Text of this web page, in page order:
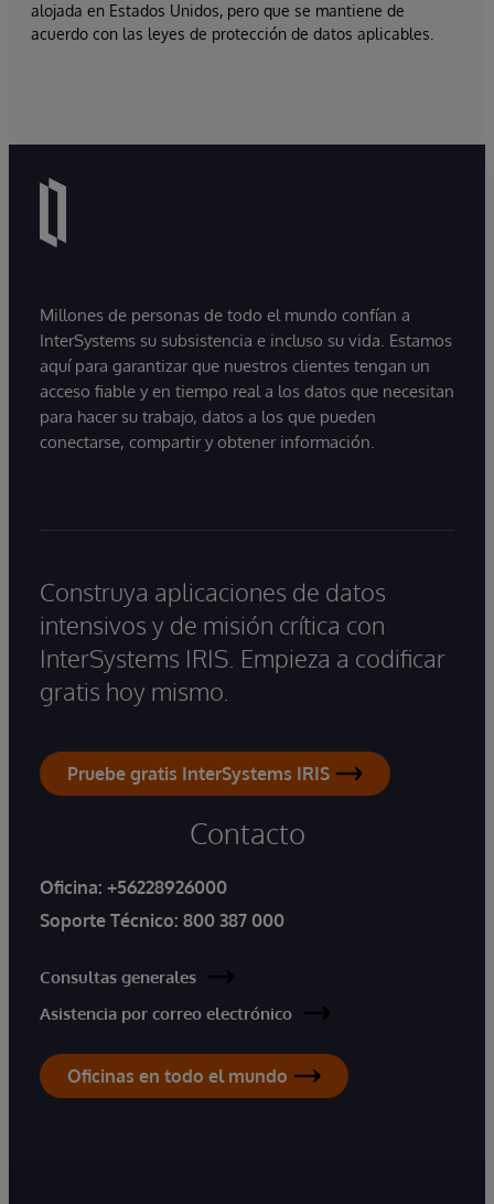
alojada en Estados Unidos, pero que se mantiene de
acuerdo con las leyes de protección de datos aplicables.
Millones de personas de todo el mundo confían a
InterSystems su subsistencia e incluso su vida. Estamos
aquí para garantizar que nuestros clientes tengan un
acceso fiable y en tiempo real a los datos que necesitan
para hacer su trabajo, datos a los que pueden
conectarse, compartir y obtener información.
Construya aplicaciones de datos
intensivos y de misión crítica con
InterSystems IRIS. Empieza a codificar
gratis hoy mismo.
Pruebe gratis InterSystems IRIS
Contacto
Oficina: +56228926000
Soporte Técnico: 800 387 000
Consultas generales
Asistencia por correo electrónico
Oficinas en todo el mundo